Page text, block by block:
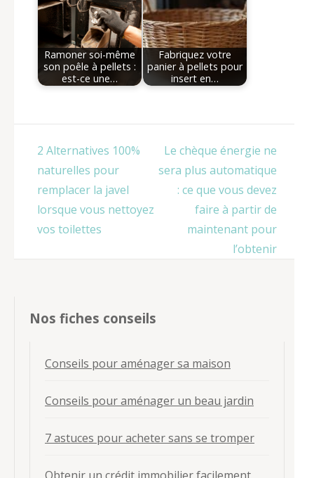
Ramoner soi-même
son poêle à pellets :
est-ce une…
Fabriquez votre
panier à pellets pour
insert en…
Navigation
de
l’article
2 Alternatives 100%
naturelles pour
remplacer la javel
lorsque vous nettoyez
vos toilettes
Le chèque énergie ne
sera plus automatique
: ce que vous devez
faire à partir de
maintenant pour
l’obtenir
Nos fiches conseils
Conseils pour aménager sa maison
Conseils pour aménager un beau jardin
7 astuces pour acheter sans se tromper
Obtenir un crédit immobilier facilement